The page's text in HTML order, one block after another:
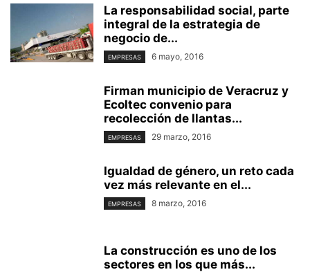
La responsabilidad social, parte
integral de la estrategia de
negocio de...
EMPRESAS 6 mayo, 2016
Firman municipio de Veracruz y
Ecoltec convenio para
recolección de llantas...
EMPRESAS 29 marzo, 2016
Igualdad de género, un reto cada
vez más relevante en el...
EMPRESAS 8 marzo, 2016
La construcción es uno de los
sectores en los que más...